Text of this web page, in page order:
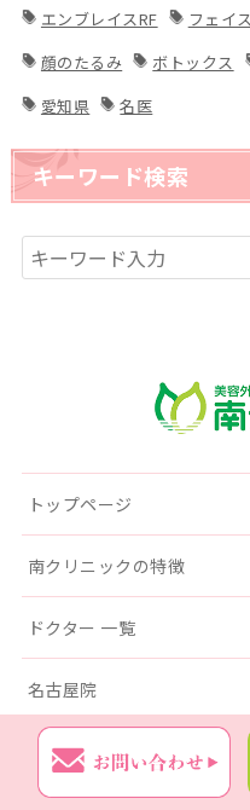
エンブレイスRF
フェイ
顔のたるみ
ボトックス
愛知県
名医
キーワード検索
トップページ
南クリニックの特徴
ドクター 一覧
名古屋院
症例写真